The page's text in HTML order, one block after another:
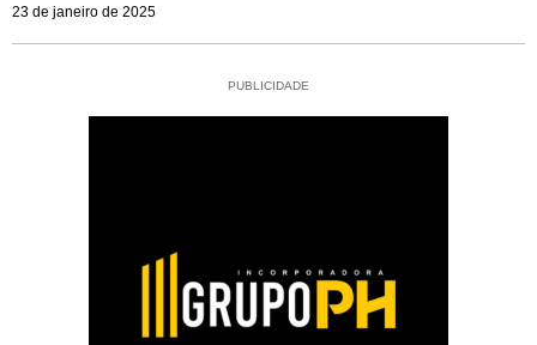
23 de janeiro de 2025
PUBLICIDADE